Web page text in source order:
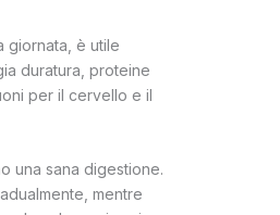
giornata, è utile
duratura, proteine
per il cervello e il
una sana digestione.
mentre